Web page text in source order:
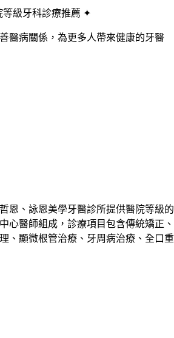
級牙科診療推薦 ✦
醫病關係，為更多人帶來健康的牙醫
恩、詠恩美學牙醫診所提供醫院等級的
心醫師組成，診療項目包含傳統矯正、
、顯微根管治療、牙周病治療、全口重